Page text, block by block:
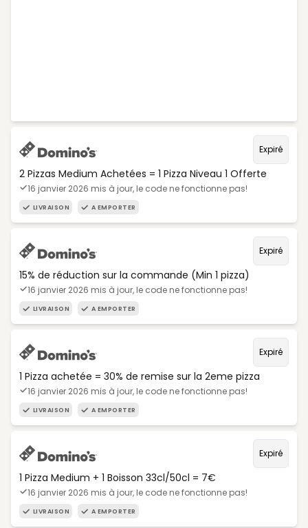
Expiré
2 Pizzas Medium Achetées = 1 Pizza Niveau 1 Offerte
16 janvier 2026 mis à jour, le code ne fonctionne pas!
LIVRAISON A EMPORTER
Expiré
15% de réduction sur la commande (Min 1 pizza)
16 janvier 2026 mis à jour, le code ne fonctionne pas!
LIVRAISON A EMPORTER
Expiré
1 Pizza achetée = 30% de remise sur la 2eme pizza
16 janvier 2026 mis à jour, le code ne fonctionne pas!
LIVRAISON A EMPORTER
Expiré
1 Pizza Medium + 1 Boisson 33cl/50cl = 7€
16 janvier 2026 mis à jour, le code ne fonctionne pas!
LIVRAISON A EMPORTER